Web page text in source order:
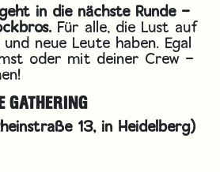
in die nächste Runde –
. Für alle, die Lust auf
neue Leute haben. Egal
oder mit deiner Crew –
GATHERING
13, in Heidelberg)